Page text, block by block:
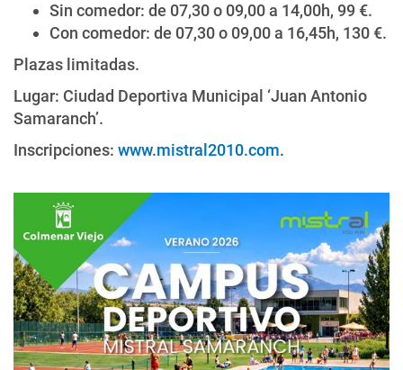
Sin comedor: de 07,30 o 09,00 a 14,00h, 99 €.
Con comedor: de 07,30 o 09,00 a 16,45h, 130 €.
Plazas limitadas.
Lugar: Ciudad Deportiva Municipal ‘Juan Antonio
Samaranch’.
Inscripciones: www.mistral2010.com.